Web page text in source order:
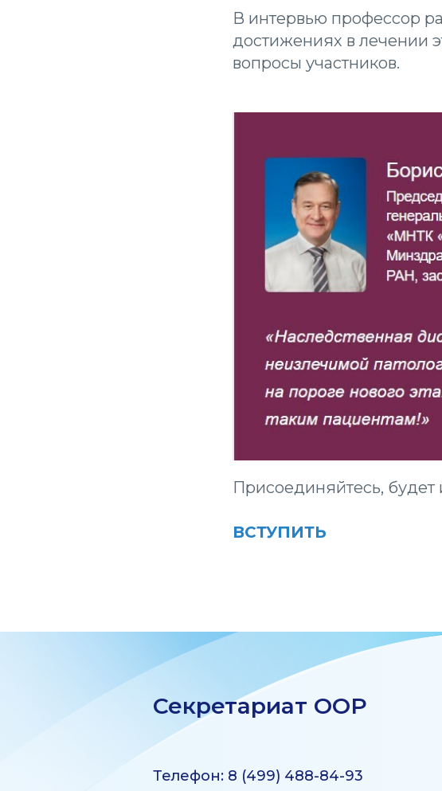
В интервью профессор
достижениях в лечении
вопросы участников.
Присоединяйтесь, будет
ВСТУПИТЬ
Секретариат ООР
Телефон: 8 (499) 488-84-93